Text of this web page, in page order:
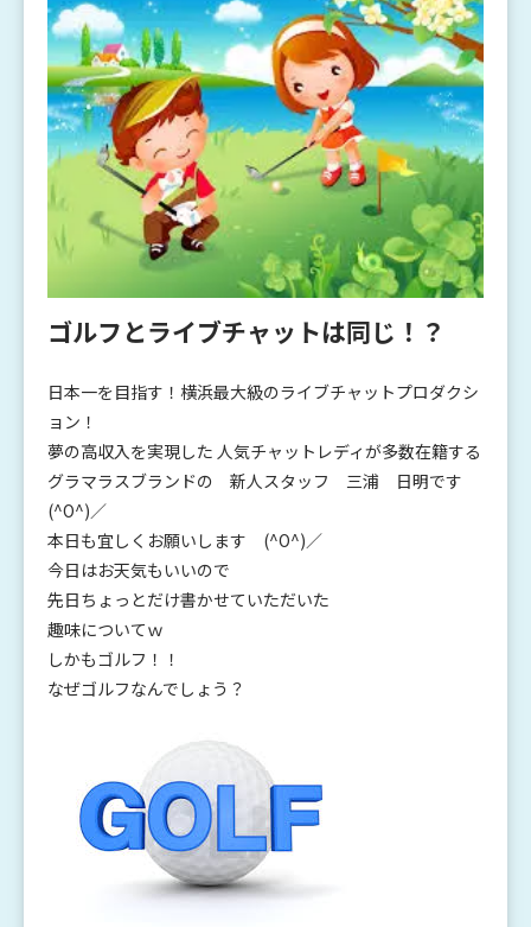
ゴルフとライブチャットは同じ！？
日本一を目指す！横浜最大級のライブチャットプロダクシ
ョン！
夢の高収入を実現した 人気チャットレディが多数在籍する
グラマラスブランドの 新人スタッフ 三浦 日明です
(^O^)／
本日も宜しくお願いします (^O^)／
今日はお天気もいいので
先日ちょっとだけ書かせていただいた
趣味についてｗ
しかもゴルフ！！
なぜゴルフなんでしょう？